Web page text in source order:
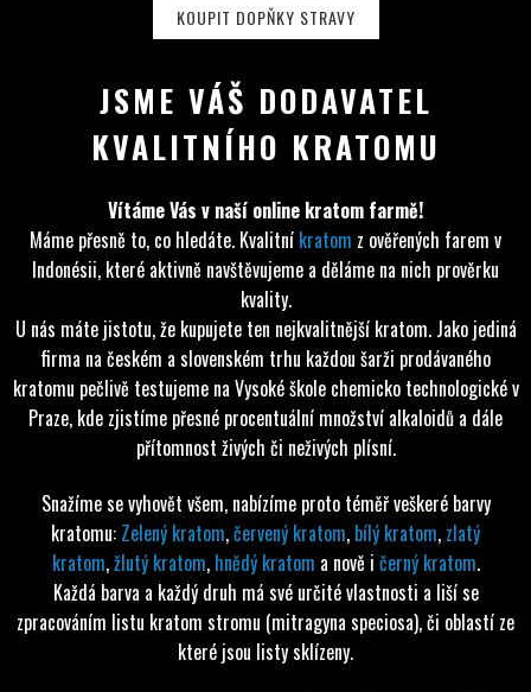
KOUPIT DOPŇKY STRAVY
JSME VÁŠ DODAVATEL
KVALITNÍHO KRATOMU
Vítáme Vás v naší online kratom farmě!
Máme přesně to, co hledáte. Kvalitní kratom z ověřených farem v
Indonésii, které aktivně navštěvujeme a děláme na nich prověrku
kvality.
U nás máte jistotu, že kupujete ten nejkvalitnější kratom. Jako jediná
firma na českém a slovenském trhu každou šarži prodávaného
kratomu pečlivě testujeme na Vysoké škole chemicko technologické v
Praze, kde zjistíme přesné procentuální množství alkaloidů a dále
přítomnost živých či neživých plísní.
Snažíme se vyhovět všem, nabízíme proto téměř veškeré barvy
kratomu: Zelený kratom,červený kratom, bílý kratom, zlatý
kratom,žlutý kratom, hnědý kratom a nově i černý kratom.
Každá barva a každý druh má své určité vlastnosti a liší se
zpracováním listu kratom stromu (mitragyna speciosa), či oblastí ze
které jsou listy sklízeny.